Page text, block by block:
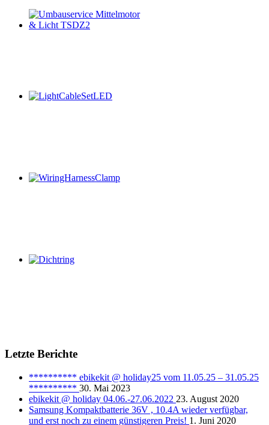
Letzte Berichte
********** ebikekit @ holiday25 vom 11.05.25 – 31.05.25
********** 30. Mai 2023
ebikekit @ holiday 04.06.-27.06.2022 23. August 2020
Samsung Kompaktbatterie 36V , 10.4A wieder verfügbar,
und erst noch zu einem günstigeren Preis! 1. Juni 2020